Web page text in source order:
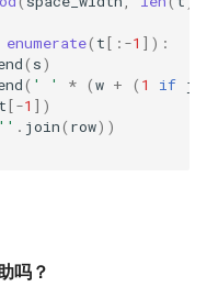
enumerate( t[: -1 ]):
( s)
( ' ' * (w + ( 1 if j
t[-1 ])
'' . join( row))
吗？